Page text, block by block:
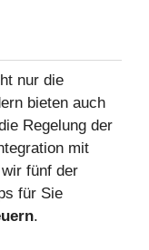
nur die
bieten auch
Regelung der
mit
fünf der
für Sie
.